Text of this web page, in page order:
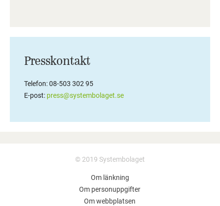
Presskontakt
Telefon: 08-503 302 95
E-post: press@systembolaget.se
© 2019 Systembolaget
Om länkning
Om personuppgifter
Om webbplatsen